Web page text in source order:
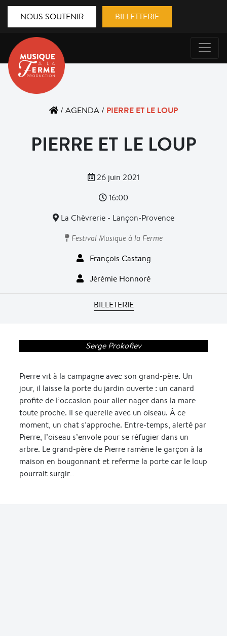
NOUS SOUTENIR BILLETTERIE
/ AGENDA / PIERRE ET LE LOUP
PIERRE ET LE LOUP
26 juin 2021
16:00
La Chèvrerie - Lançon-Provence
Festival Musique à la Ferme
François Castang
Jérémie Honnoré
BILLETERIE
Serge Prokofiev
Pierre vit à la campagne avec son grand-père. Un
jour, il laisse la porte du jardin ouverte : un canard
profite de l’occasion pour aller nager dans la mare
toute proche. Il se querelle avec un oiseau. À ce
moment, un chat s’approche. Entre-temps, alerté par
Pierre, l’oiseau s’envole pour se réfugier dans un
arbre. Le grand-père de Pierre ramène le garçon à la
maison en bougonnant et referme la porte car le loup
pourrait surgir…